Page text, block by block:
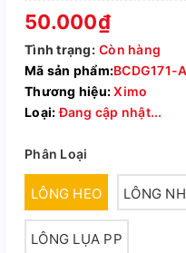
50.000₫
Tình trạng: Còn hàng
Mã sản phẩm:BCDG171-
Thương hiệu:Ximo
Loại:Đang cập nhật...
Phân Loại
LÔNG HEO LÔNG
LÔNG LỤA PP